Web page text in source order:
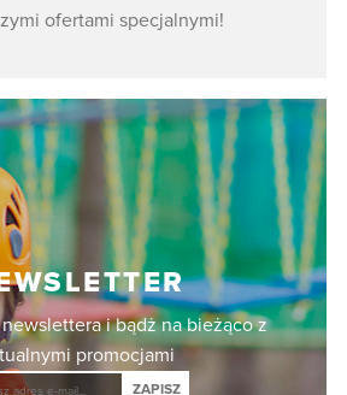
ofertami specjalnymi!
i bądż na bieżąco z
promocjami